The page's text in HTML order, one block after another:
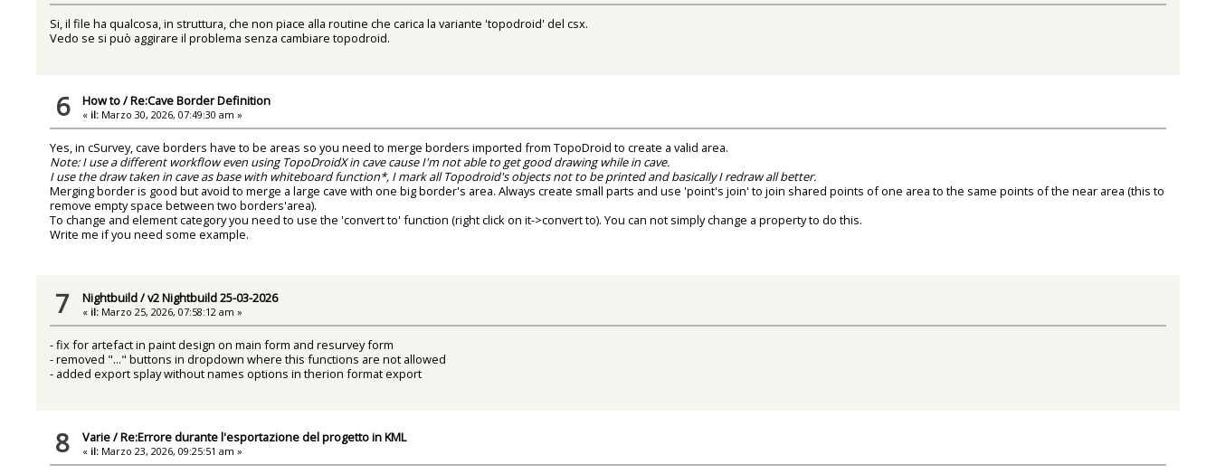
Si, il file ha qualcosa, in struttura, che non piace alla routine che carica la variante 'topodroid' del csx.
Vedo se si può aggirare il problema senza cambiare topodroid.
6 How to/Re:Cave Border Definition
« il: Marzo 30, 2026, 07:49:30 am »
Yes, in cSurvey, cave borders have to be areas so you need to merge borders imported from TopoDroid to create a valid area.
Note: I use a different workflow even using TopoDroidX in cave cause I'm not able to get good drawing while in cave.
I use the draw taken in cave as base with whiteboard function*, I mark all Topodroid's objects not to be printed and basically I redraw all better.
Merging border is good but avoid to merge a large cave with one big border's area. Always create small parts and use 'point's join' to join shared points of one area to the same points of the near area (this to
remove empty space between two borders'area).
To change and element category you need to use the 'convert to' function (right click on it->convert to). You can not simply change a property to do this.
Write me if you need some example.
7 Nightbuild/v2 Nightbuild 25-03-2026
« il: Marzo 25, 2026, 07:58:12 am »
- fix for artefact in paint design on main form and resurvey form
- removed "..." buttons in dropdown where this functions are not allowed
- added export splay without names options in therion format export
8 Varie/Re:Errore durante l'esportazione del progetto in KML
« il: Marzo 23, 2026, 09:25:51 am »